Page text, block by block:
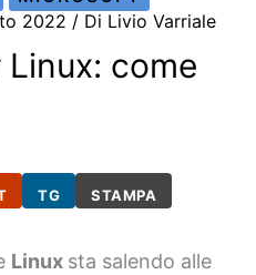
2022 / Di Livio Varriale
come
TG STAMPA
Linux sta salendo alle